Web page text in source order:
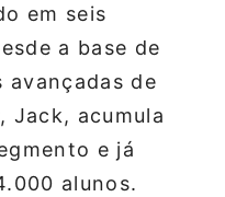
em seis
a base de
de
Jack, acumula
e já
alunos.